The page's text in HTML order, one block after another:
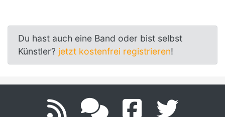
Du hast auch eine Band oder bist selbst
Künstler? jetzt kostenfrei registrieren!